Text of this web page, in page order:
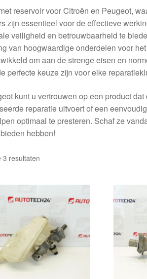
reservoir voor Citroën en Peugeot,
zijn essentieel voor de effectieve
veiligheid en betrouwbaarheid te
van hoogwaardige onderdelen voor
om aan de strenge eisen en
perfecte keuze zijn voor elke
kunt u vertrouwen op een product
reparatie uitvoert of een
optimaal te presteren. Schaf ze
hebben!
3 resultatenGesorteerd